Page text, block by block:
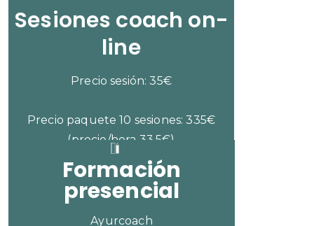
Sesiones coach on-
line
Precio sesión: 35€
Precio paquete 10 sesiones: 335€
(precio/hora 33,5€)
Formación
presencial
Ayurcoach